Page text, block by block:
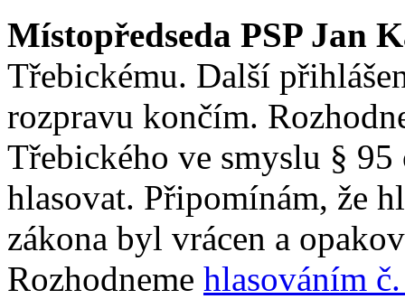
Místopředseda PSP Jan
Třebickému. Další
rozpravu končím.
Třebického ve smyslu § 95
hlasovat. Připomínám, že
zákona byl vrácen a
Rozhodneme hlasováním